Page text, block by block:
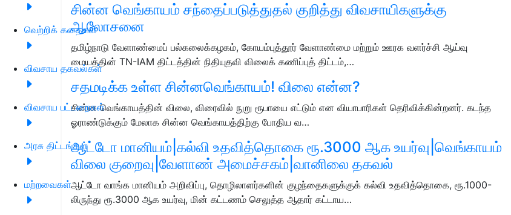
வெற்றிக் கதைகள்
விவசாய தகவல்கள்
விவசாய பட்டறைகள்
அரசு திட்டங்கள்
மற்றவைகள்
சின்ன வெங்காயம் சந்தைப்படுத்துதல் குறித்து விவசாயிகளுக்கு
ஆலோசனை
தமிழ்நாடு வேளாண்மைப் பல்கலைக்கழகம், கோயம்புத்தூர் வேளாண்மை மற்றும் ஊரக வளர்ச்சி ஆய்வு
மையத்தின் TN-IAM திட்டத்தின் நிதியுதவி விலைக் கணிப்புத் திட்டம்,…
சதமடிக்க உள்ள சின்னவெங்காயம்! விலை என்ன?
சின்ன வெங்காயத்தின்‌ விலை, விரைவில்‌ நுறு ரூபாயை எட்டும்‌ என வியாபாரிகள்‌ தெரிவிக்‌கின்றனர்‌. கடந்த
ஓராண்டுக்கும்‌ மேலாக சின்ன வெங்காயத்திற்கு போதிய வ…
ஆட்டோ மானியம்|கல்வி உதவித்தொகை ரூ.3000 ஆக உயர்வு|வெங்காயம்
விலை குறைவு|வேளாண் அமைச்சகம்|வானிலை தகவல்
ஆட்டோ வாங்க மானியம் அறிவிப்பு, தொழிலாளர்களின் குழந்தைகளுக்குக் கல்வி உதவித்தொகை, ரூ.1000-
லிருந்து ரூ.3000 ஆக உயர்வு, மின் கட்டணம் செலுத்த ஆதார் கட்டாய…